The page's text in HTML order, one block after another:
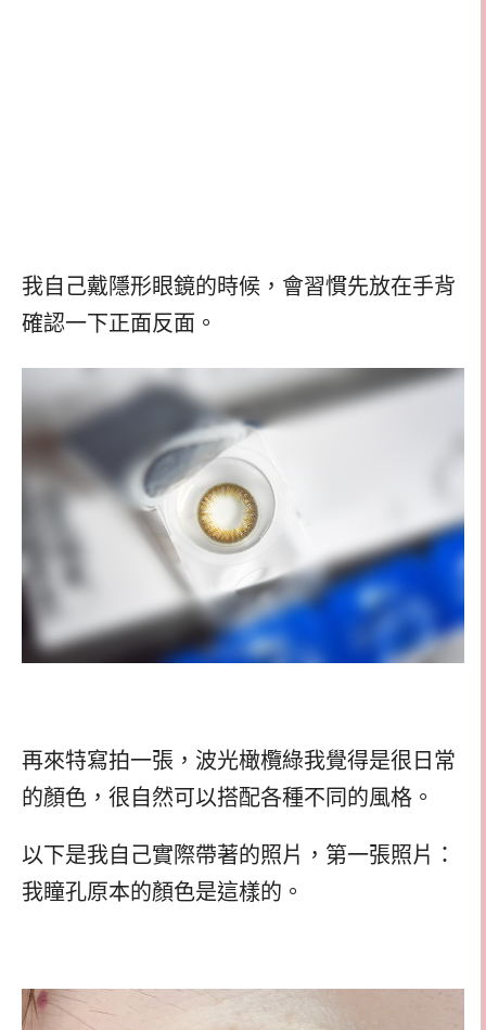
我自己戴隱形眼鏡的時候，會習慣先放在手背
確認一下正面反面。
再來特寫拍一張，波光橄欖綠我覺得是很日常
的顏色，很自然可以搭配各種不同的風格。
以下是我自己實際帶著的照片，第一張照片：
我瞳孔原本的顏色是這樣的。